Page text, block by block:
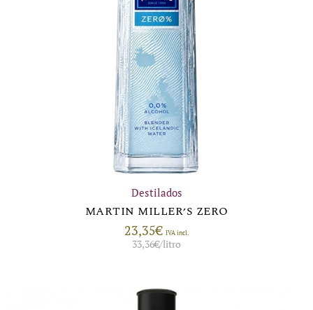
Destilados
MARTIN MILLER’S ZERO
23,35€ IVA incl.
33,36€/litro